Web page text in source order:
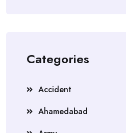
Categories
Accident
Ahamedabad